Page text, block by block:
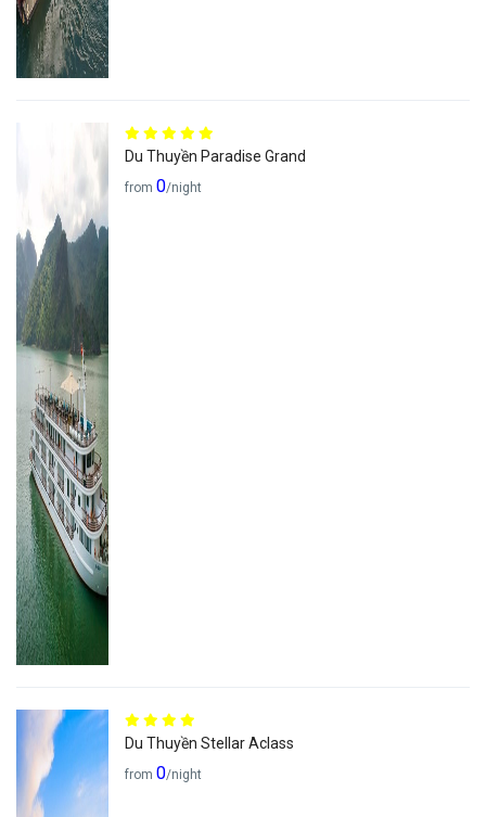
Du Thuyền Paradise Grand
from 0/night
Du Thuyền Stellar Aclass
from 0/night